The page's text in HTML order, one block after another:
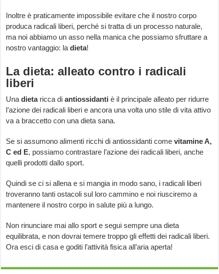
Inoltre è praticamente impossibile evitare che il nostro corpo
produca radicali liberi, perché si tratta di un processo naturale,
ma noi abbiamo un asso nella manica che possiamo sfruttare a
nostro vantaggio: ladieta!
La dieta: alleato contro i radicali
liberi
Unadietaricca diantiossidanti è il principale alleato per ridurre
l’azione dei radicali liberi e ancora una volta uno stile di vita attivo
va a braccetto con una dieta sana.
Se si assumono alimenti ricchi di antiossidanti comevitamine A,
C ed E, possiamo contrastare l’azione dei radicali liberi, anche
quelli prodotti dallo sport.
Quindi se ci si allena e si mangia in modo sano, i radicali liberi
troveranno tanti ostacoli sul loro cammino e noi riusciremo a
mantenere il nostro corpo in salute più a lungo.
Non rinunciare mai allo sport e segui sempre una dieta
equilibrata, e non dovrai temere troppo gli effetti dei radicali liberi.
Ora esci di casa e goditi l’attività fisica all’aria aperta!